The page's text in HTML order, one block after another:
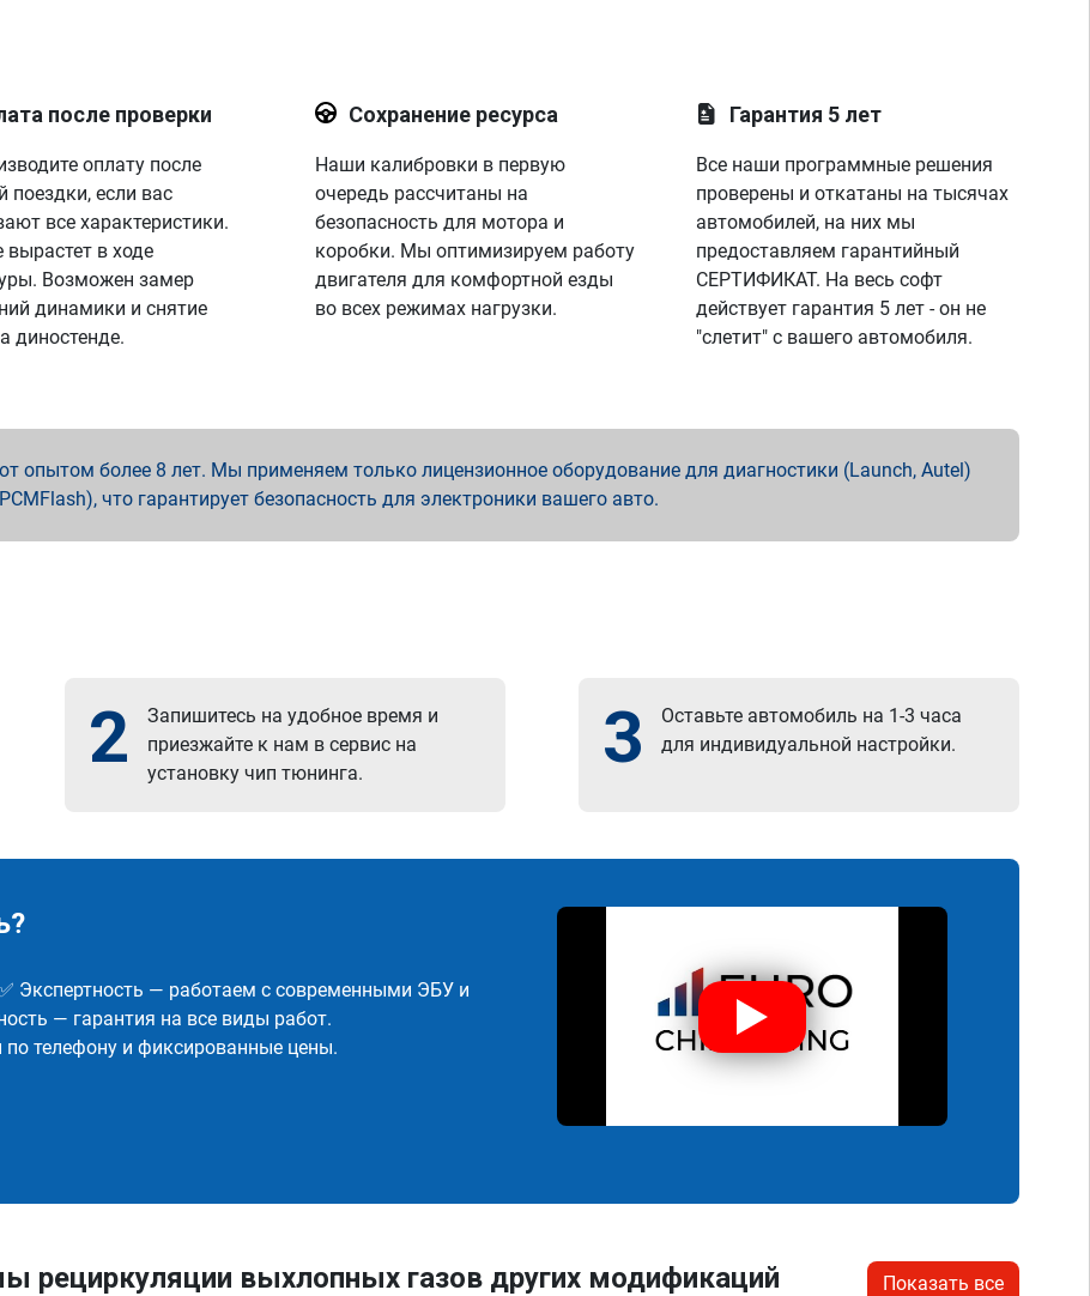
после проверки
оплату после
поездки, если вас
все характеристики.
вырастет в ходе
Возможен замер
динамики и снятие
диностенде.
Сохранение ресурса
Наши калибровки в первую
очередь рассчитаны на
безопасность для мотора и
коробки. Мы оптимизируем работу
двигателя для комфортной езды
во всех режимах нагрузки.
Гарантия 5 лет
Все наши программные решения
проверены и откатаны на тысячах
автомобилей, на них мы
предоставляем гарантийный
СЕРТИФИКАТ. На весь софт
действует гарантия 5 лет - он не
"слетит" с вашего автомобиля.
опытом более 8 лет. Мы применяем только лицензионное оборудование для диагностики (Launch, Autel)
что гарантирует безопасность для электроники вашего авто.
2
Запишитесь на удобное время и
приезжайте к нам в сервис на
установку чип тюнинга.
3
Оставьте автомобиль на 1-3 часа
для индивидуальной настройки.
Экспертность — работаем с современными ЭБУ и
— гарантия на все виды работ.
телефону и фиксированные цены.
рециркуляции выхлопных газов других модификаций
Показать все